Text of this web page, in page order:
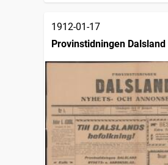
1912-01-17
Provinstidningen Dalsland